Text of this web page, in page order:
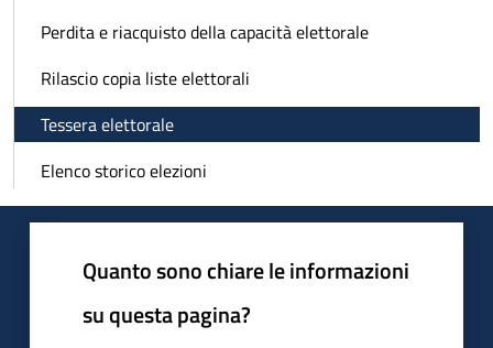
Perdita e riacquisto della capacità elettorale
Rilascio copia liste elettorali
Tessera elettorale
Elenco storico elezioni
Quanto sono chiare le informazioni
su questa pagina?